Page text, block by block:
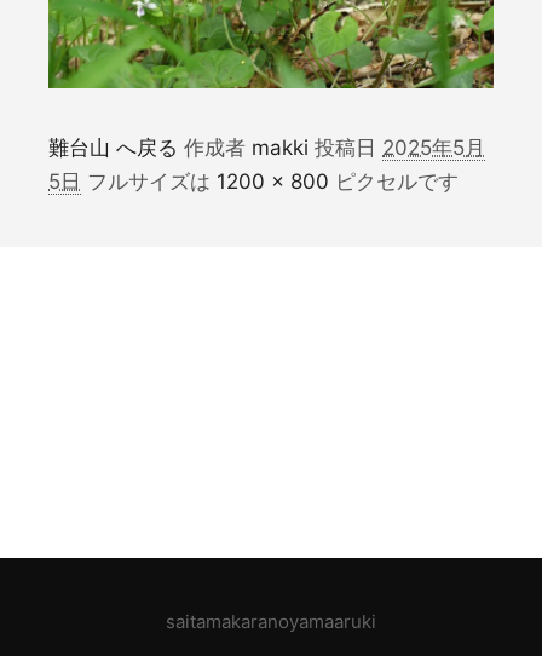
難台山 へ戻る 作成者 makki 投稿日 2025年5月
5日 フルサイズは 1200 × 800 ピクセルです
saitamakaranoyamaaruki